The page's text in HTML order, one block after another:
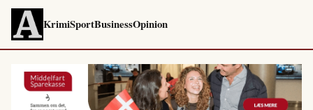
KrimiSportBusinessOpinion